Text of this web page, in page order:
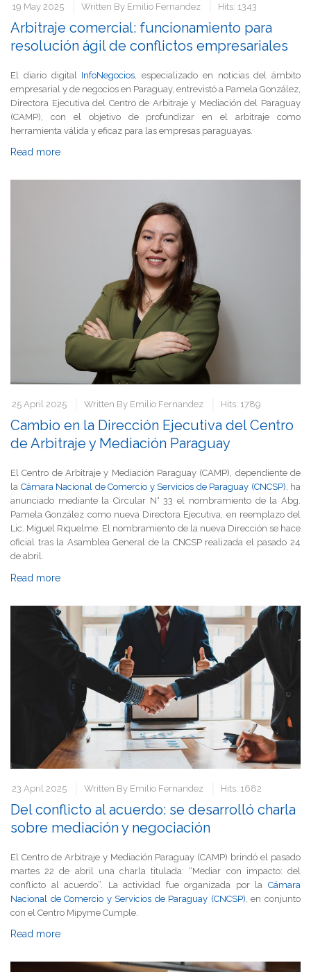
19 May 2025 Written By Emilio Fernandez Hits: 1343
Arbitraje comercial: funcionamiento para
resolución ágil de conflictos empresariales
El diario digital InfoNegocios , especializado en noticias del ámbito
empresarial y de negocios en Paraguay, entrevistó a Pamela González,
Directora Ejecutiva del Centro de Arbitraje y Mediación del Paraguay
(CAMP), con el objetivo de profundizar en el arbitraje como
herramienta válida y eficaz para las empresas paraguayas.
Read more
25 April 2025 Written By Emilio Fernandez Hits: 1789
Cambio en la Dirección Ejecutiva del Centro
de Arbitraje y Mediación Paraguay
El Centro de Arbitraje y Mediación Paraguay (CAMP), dependiente de
la Cámara Nacional de Comercio y Servicios de Paraguay (CNCSP), ha
anunciado mediante la Circular N° 33 el nombramiento de la Abg.
Pamela González como nueva Directora Ejecutiva, en reemplazo del
Lic. Miguel Riquelme. El nombramiento de la nueva Dirección se hace
oficial tras la Asamblea General de la CNCSP realizada el pasado 24
de abril.
Read more
23 April 2025 Written By Emilio Fernandez Hits: 1682
Del conflicto al acuerdo: se desarrolló charla
sobre mediación y negociación
El Centro de Arbitraje y Mediación Paraguay (CAMP) brindó el pasado
martes 22 de abril una charla titulada: “Mediar con impacto: del
conflicto al acuerdo”. La actividad fue organizada por la Cámara
Nacional de Comercio y Servicios de Paraguay (CNCSP) , en conjunto
con el Centro Mipyme Cumple.
Read more